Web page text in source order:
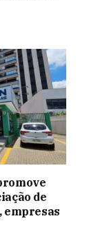
de
empresas